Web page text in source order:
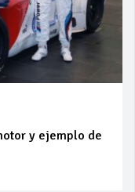
y ejemplo de